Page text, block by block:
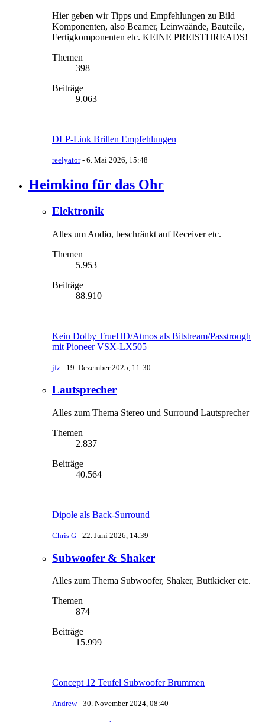
Hier geben wir Tipps und Empfehlungen zu Bild
Komponenten, also Beamer, Leinwaände, Bauteile,
Fertigkomponenten etc. KEINE PREISTHREADS!
Themen
398
Beiträge
9.063
DLP-Link Brillen Empfehlungen
reelyator- 6. Mai 2026, 15:48
Heimkino für das Ohr
Elektronik
Alles um Audio, beschränkt auf Receiver etc.
Themen
5.953
Beiträge
88.910
Kein Dolby TrueHD/Atmos als Bitstream/Passtrough
mit Pioneer VSX-LX505
jfz - 19. Dezember 2025, 11:30
Lautsprecher
Alles zum Thema Stereo und Surround Lautsprecher
Themen
2.837
Beiträge
40.564
Dipole als Back-Surround
Chris G - 22. Juni 2026, 14:39
Subwoofer & Shaker
Alles zum Thema Subwoofer, Shaker, Buttkicker etc.
Themen
874
Beiträge
15.999
Concept 12 Teufel Subwoofer Brummen
Andrew- 30. November 2024, 08:40